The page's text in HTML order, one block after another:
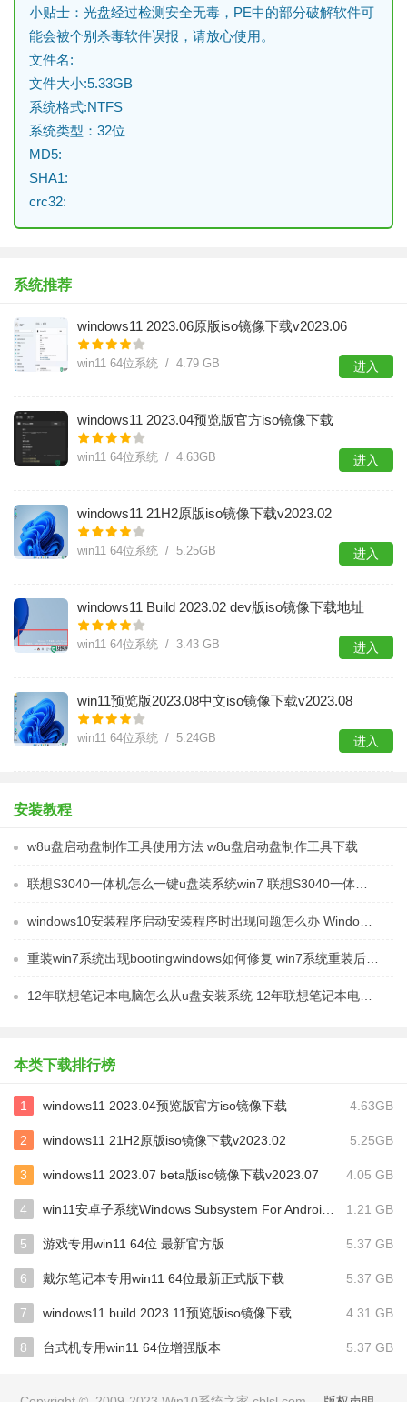
小贴士：光盘经过检测安全无毒，PE中的部分破解软件可
能会被个别杀毒软件误报，请放心使用。
文件名:
文件大小:5.33GB
系统格式:NTFS
系统类型：32位
MD5:
SHA1:
crc32:
系统推荐
windows11 2023.06原版iso镜像下载v2023.06
win11 64位系统 / 4.79 GB 进入
windows11 2023.04预览版官方iso镜像下载
win11 64位系统 / 4.63GB 进入
windows11 21H2原版iso镜像下载v2023.02
win11 64位系统 / 5.25GB 进入
windows11 Build 2023.02 dev版iso镜像下载地址
win11 64位系统 / 3.43 GB 进入
win11预览版2023.08中文iso镜像下载v2023.08
win11 64位系统 / 5.24GB 进入
安装教程
w8u盘启动盘制作工具使用方法 w8u盘启动盘制作工具下载
联想S3040一体机怎么一键u盘装系统win7 联想S3040一体机如何使用一键U盘安装Windows 7系统
windows10安装程序启动安装程序时出现问题怎么办 Windows10安装程序启动后闪退怎么解决
重装win7系统出现bootingwindows如何修复 win7系统重装后出现booting windows无法修复
12年联想笔记本电脑怎么从u盘安装系统 12年联想笔记本电脑U盘安装系统教程
本类下载排行榜
1 windows11 2023.04预览版官方iso镜像下载 4.63GB
2 windows11 21H2原版iso镜像下载v2023.02 5.25GB
3 windows11 2023.07 beta版iso镜像下载v2023.07 4.05 GB
4 win11安卓子系统Windows Subsystem For Android离线下载 1.21 GB
5 游戏专用win11 64位 最新官方版 5.37 GB
6 戴尔笔记本专用win11 64位最新正式版下载 5.37 GB
7 windows11 build 2023.11预览版iso镜像下载 4.31 GB
8 台式机专用win11 64位增强版本 5.37 GB